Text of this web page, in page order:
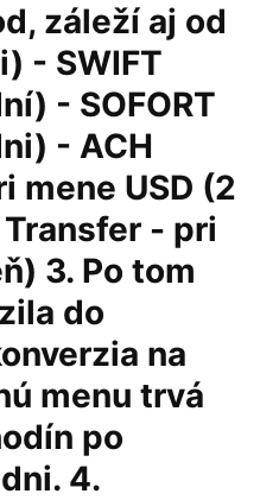
záleží aj od
- SWIFT
- SOFORT
- ACH
mene USD (2
- pri
3. Po tom
do
na
menu trvá
po
4.